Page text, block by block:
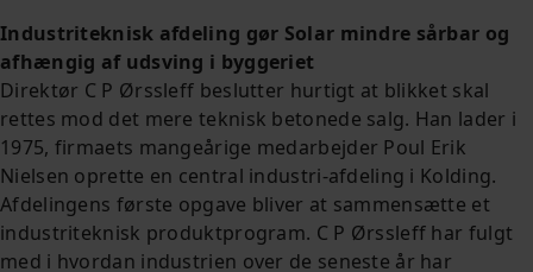
Industriteknisk afdeling gør Solar mindre sårbar og
afhængig af udsving i byggeriet
Direktør C P Ørssleff beslutter hurtigt at blikket skal
rettes mod det mere teknisk betonede salg. Han lader i
1975, firmaets mangeårige medarbejder Poul Erik
Nielsen oprette en central industri-afdeling i Kolding.
Afdelingens første opgave bliver at sammensætte et
industriteknisk produktprogram. C P Ørssleff har fulgt
med i hvordan industrien over de seneste år har